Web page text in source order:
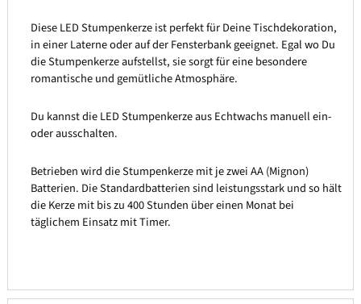
Diese LED Stumpenkerze ist perfekt für Deine Tischdekoration,
in einer Laterne oder auf der Fensterbank geeignet. Egal wo Du
die Stumpenkerze aufstellst, sie sorgt für eine besondere
romantische und gemütliche Atmosphäre.
Du kannst die LED Stumpenkerze aus Echtwachs manuell ein-
oder ausschalten.
Betrieben wird die Stumpenkerze mit je zwei AA (Mignon)
Batterien. Die Standardbatterien sind leistungsstark und so hält
die Kerze mit bis zu 400 Stunden über einen Monat bei
täglichem Einsatz mit Timer.